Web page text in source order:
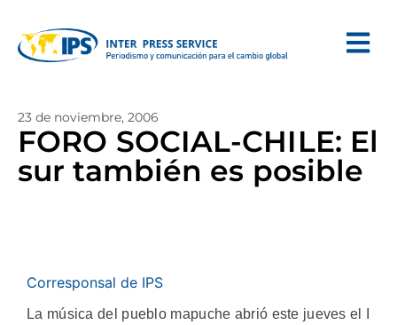
23 de noviembre, 2006
FORO SOCIAL-CHILE: El
sur también es posible
Corresponsal de IPS
La música del pueblo mapuche abrió este jueves el I